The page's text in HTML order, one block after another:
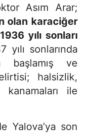
Asım Arar;
olan karaciğer
yılı sonları
yılı sonlarında
başlamış ve
halsizlik,
ile
Yalova’ya son